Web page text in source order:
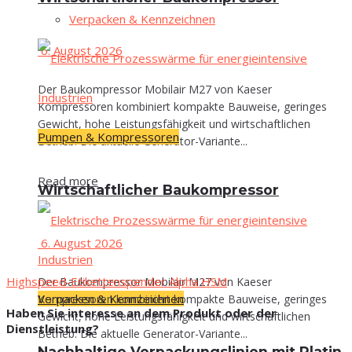
6. August 2026
Der Baukompressor Mobilair M27 von Kaeser
Kompressoren kombiniert kompakte Bauweise, geringes
Gewicht, hohe Leistungsfähigkeit und wirtschaftlichen
Betrieb. Die aktuelle Generator-Variante...
Read more
Verpacken & Kennzeichnen
Ver­pa­cken & Kennzeichnen
Pumpen & Kompressoren
Wirt­schaft­li­cher Baukompressor
6. August 2026
Der Baukompressor Mobilair M27 von Kaeser
Kompressoren kombiniert kompakte Bauweise, geringes
Gewicht, hohe Leistungsfähigkeit und wirtschaftlichen
Betrieb. Die aktuelle Generator-Variante...
Highspeed-Etikettenspender Alpha HSM
Haben Sie interesse an dem Produkt oder der
Dienstleistung?